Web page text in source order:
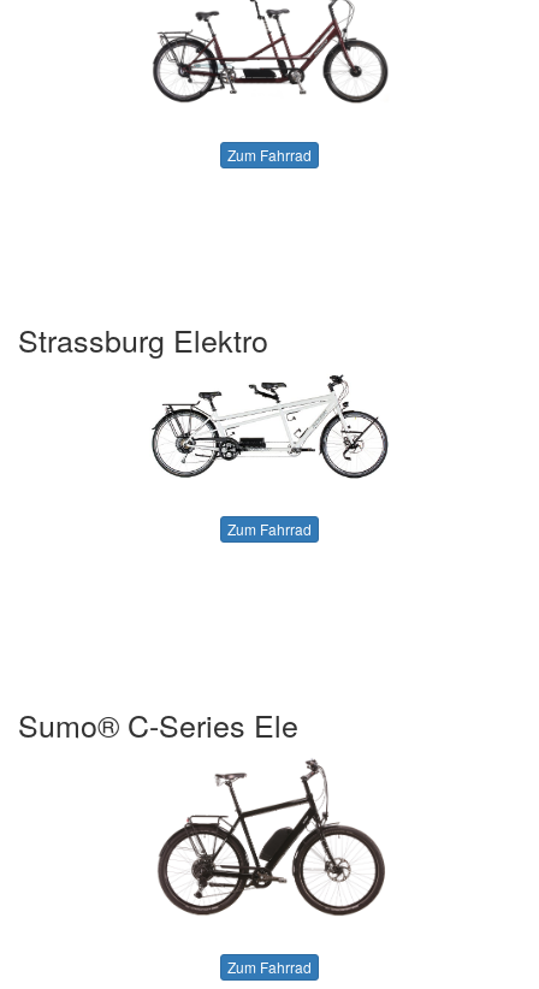
Zum Fahrrad
Strassburg Elektro
Zum Fahrrad
Sumo® C-Series Ele
Zum Fahrrad